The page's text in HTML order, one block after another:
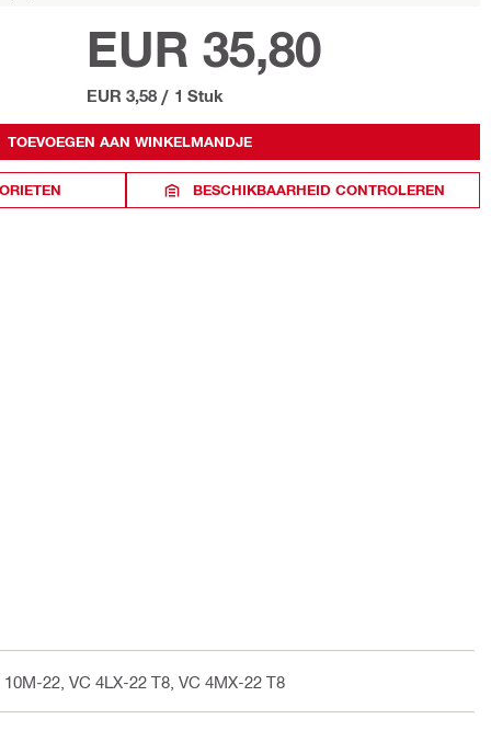
EUR 35,80
EUR 3,58 / 1 Stuk
TOEVOEGEN AAN WINKELMANDJE
BESCHIKBAARHEID CONTROLEREN
22, VC 4LX-22 T8, VC 4MX-22 T8